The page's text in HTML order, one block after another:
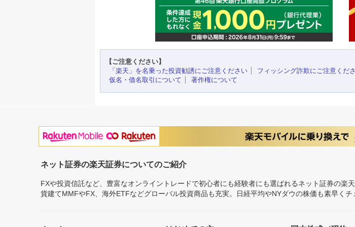
【ご注意ください】
「楽天」を名乗った投資勧誘にご注意ください
フィッシング詐欺にご注意くだ
仮名・借名取引について
著作権について
ネット証券の楽天証券についてのご紹介
FXや投資信託など、豊富なオンライントレードで初心者にも経験者にも選ばれるネット証券の
貨建てMMFやFX、海外ETFなどグローバル投資商品も充実。日経平均やNYダウの株価も素早くチ